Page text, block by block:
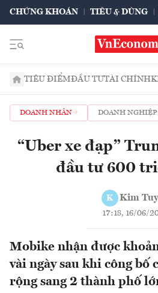
CHỨNG KHOÁN TIÊU & DÙNG
TIÊU ĐIỂMĐẦU TƯTÀI CHÍNH
DOANH NHÂN DOANH NGHIỆP
“Uber xe đạp”
đầu tư 600
K Kim
17:18, 16/06/
Mobike nhận được
vài ngày sau khi công bố
rộng sang 2 thành phố